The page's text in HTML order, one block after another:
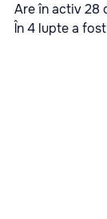
Are în activ 28
În 4 lupte a